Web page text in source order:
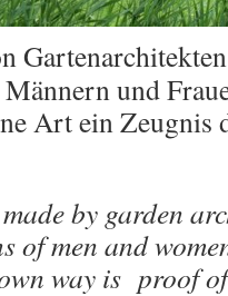
und
Art ein Zeugnis
by garden
of men and
way is proof